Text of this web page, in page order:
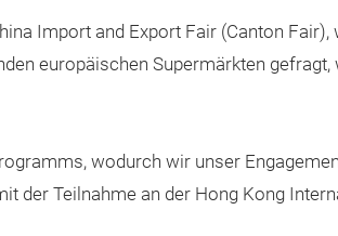
Import and Export Fair (Canton Fair),
europäischen Supermärkten gefragt,
wodurch wir unser
der Teilnahme an der Hong Kong